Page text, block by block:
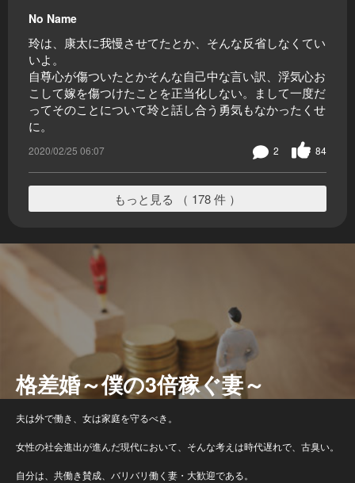
No Name
玲は、康太に我慢させてたとか、そんな反省しなくてい
いよ。
自尊心が傷ついたとかそんな自己中な言い訳、浮気心お
こして嫁を傷つけたことを正当化しない。まして一度だ
ってそのことについて玲と話し合う勇気もなかったくせ
に。
2020/02/25 06:07 84
2
もっと見る （ 178 件 ）
格差婚～僕の3倍稼ぐ妻～
夫は外で働き、女は家庭を守るべき。
女性の社会進出が進んだ現代において、そんな考えは時代遅れで、古臭い。
自分は、共働き賛成、バリバリ働く妻・大歓迎である。